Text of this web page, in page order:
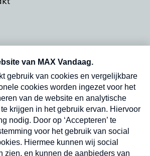
vrijdag- en dinsdagochtend in
Verzend